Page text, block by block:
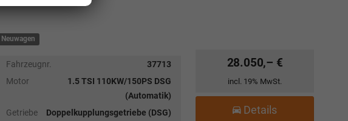
Neuwagen
Fahrzeugnr.
37713
Motor
1.5 TSI 110KW/150PS DSG
(Automatik)
Getriebe
Doppelkupplungsgetriebe (DSG)
28.050,– €
incl. 19% MwSt.
Details